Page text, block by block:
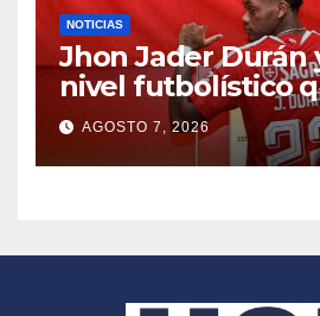
NOTICIAS
Jhon Jader Durán
nivel futbolístico
AGOSTO 7, 2026